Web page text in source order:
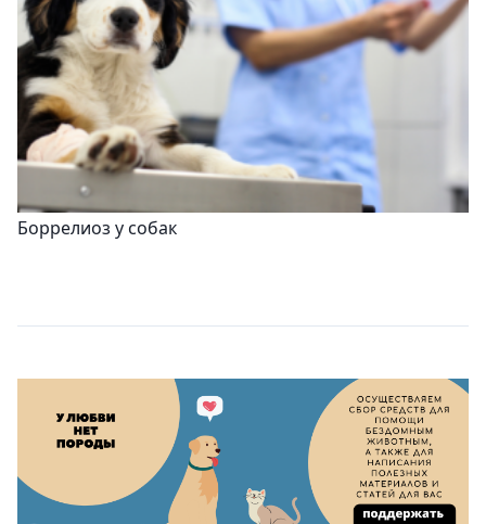
Боррелиоз у собак